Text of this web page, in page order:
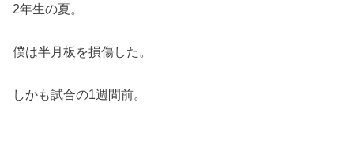
2年生の夏。
僕は半月板を損傷した。
しかも試合の1週間前。